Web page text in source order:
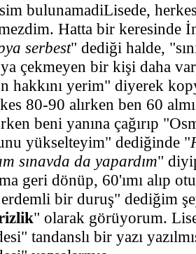
Lisede,
Hatta bir keresinde
serbest" dediği halde,
çekmeyen bir kişi daha
hakkını yerim" diyerek
80-90 alırken ben 60
beni yanına çağırıp
yükselteyim" dediğinde "
sınavda da yapardım"
geri dönüp, 60'ımı alıp
bir duruş" dediğim
" olarak görüyorum.
tandanslı bir yazı